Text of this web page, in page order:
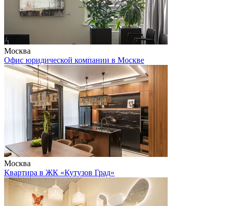
Москва
Офис юридической компании в Москве
Москва
Квартира в ЖК «Кутузов Град»